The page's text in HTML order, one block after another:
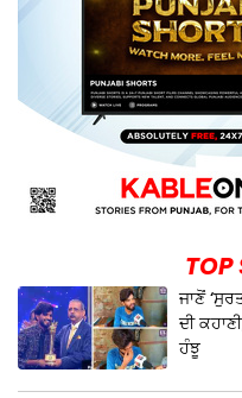
TOP
ਜਾਣੋਂ
ਦੀ
ਹੰਝੂ